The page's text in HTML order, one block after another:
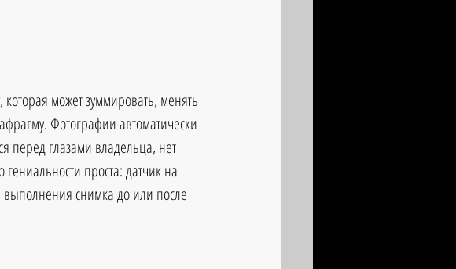
которая может зуммировать, менять
Фотографии автоматически
перед глазами владельца, нет
проста: датчик на
выполнения снимка до или после